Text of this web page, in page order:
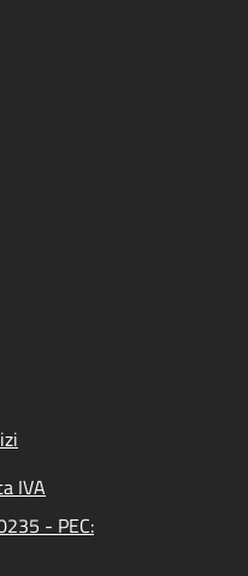
IVA
- PEC: